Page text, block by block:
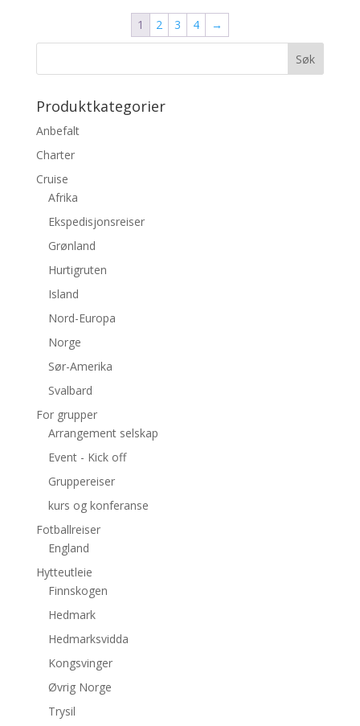
1 2 3 4 →
Produktkategorier
Anbefalt
Charter
Cruise
Afrika
Ekspedisjonsreiser
Grønland
Hurtigruten
Island
Nord-Europa
Norge
Sør-Amerika
Svalbard
For grupper
Arrangement selskap
Event - Kick off
Gruppereiser
kurs og konferanse
Fotballreiser
England
Hytteutleie
Finnskogen
Hedmark
Hedmarksvidda
Kongsvinger
Øvrig Norge
Trysil